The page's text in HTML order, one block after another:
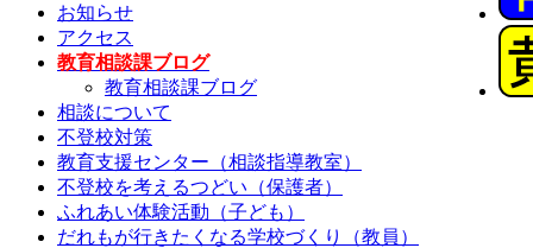
お知らせ
アクセス
教育相談課ブログ
教育相談課ブログ
相談について
不登校対策
教育支援センター（相談指導教室）
不登校を考えるつどい（保護者）
ふれあい体験活動（子ども）
だれもが行きたくなる学校づくり（教員）